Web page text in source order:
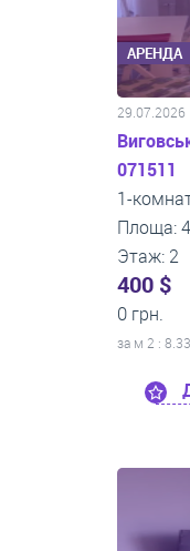
АРЕНДА
29.07.2026
071511
1-
Площа:
Этаж: 2
400 $
0 грн.
за м 2 :